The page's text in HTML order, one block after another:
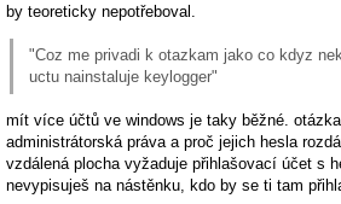
by teoreticky nepotřeboval.
"Coz me privadi k otazkam jako co kdyz
uctu nainstaluje keylogger"
mít více účtů ve windows je taky běžné.
administrátorská práva a proč jejich hesla
vzdálená plocha vyžaduje přihlašovací účet s
nevypisuješ na nástěnku, kdo by se ti tam